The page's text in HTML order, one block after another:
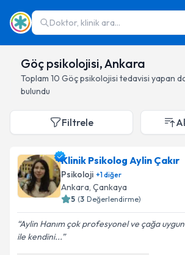
Doktor, klinik ara...
Göç psikolojisi, Ankara
Toplam 10 Göç psikolojisi tedavisi yapan
bulundu
Filtrele
Klinik Psikolog Aylin Çakır
Psikoloji +1diğer
Ankara, Çankaya
5 (3 Değerlendirme)
Aylin Hanım çok profesyonel ve çağa
ile kendini...